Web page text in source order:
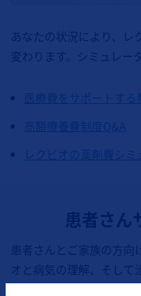
あなたの状況により、レ
変わります。シミュレー
医療費をサポートする
高額療養費制度Q&A
レクビオの薬剤費シミ
患者さん
患者さんとご家族の方向
オと病気の理解、そして
さい。